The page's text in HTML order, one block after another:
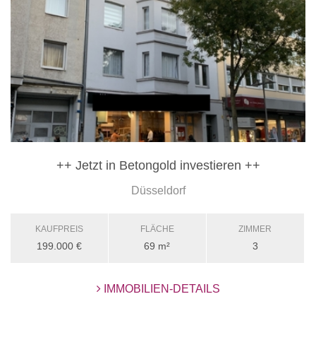
++ Jetzt in Betongold investieren ++
Düsseldorf
KAUFPREIS
199.000 €
FLÄCHE
69 m²
ZIMMER
3
IMMOBILIEN-DETAILS